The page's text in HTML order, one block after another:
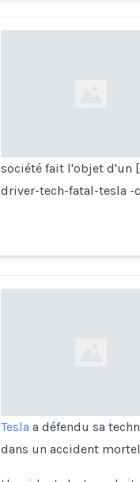
société fait l'objet d'un
driver-tech-fatal-tesla -
Tesla a défendu sa
dans un accident